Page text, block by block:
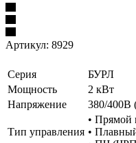
Артикул: 8929
Серия
БУРЛ
Мощность
2 кВт
Напряжение
380/400В
Тип управления
• Прямой
•